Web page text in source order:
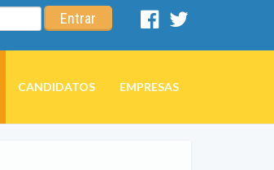
Entrar
Facebook
CANDIDATOS EMPRESAS